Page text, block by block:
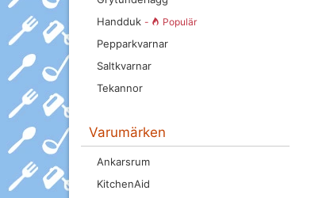
Handduk - Populär
Pepparkvarnar
Saltkvarnar
Tekannor
Varumärken
Ankarsrum
KitchenAid